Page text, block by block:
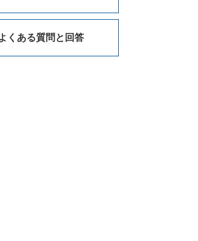
くある質問と回答